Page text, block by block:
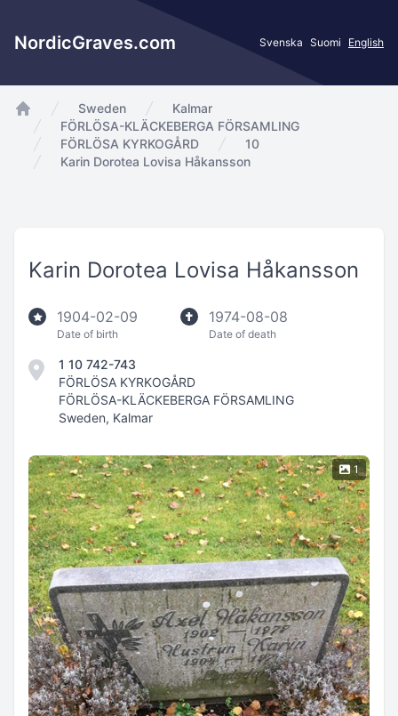
NordicGraves.com Svenska Suomi English
app.Start
Sweden
Kalmar
FÖRLÖSA-KLÄCKEBERGA FÖRSAMLING
FÖRLÖSA KYRKOGÅRD
10
Karin Dorotea Lovisa Håkansson
Karin Dorotea Lovisa Håkansson
1904-02-09
Date of birth
1974-08-08
Date of death
1 10 742-743
FÖRLÖSA KYRKOGÅRD
FÖRLÖSA-KLÄCKEBERGA FÖRSAMLING
Sweden, Kalmar
1